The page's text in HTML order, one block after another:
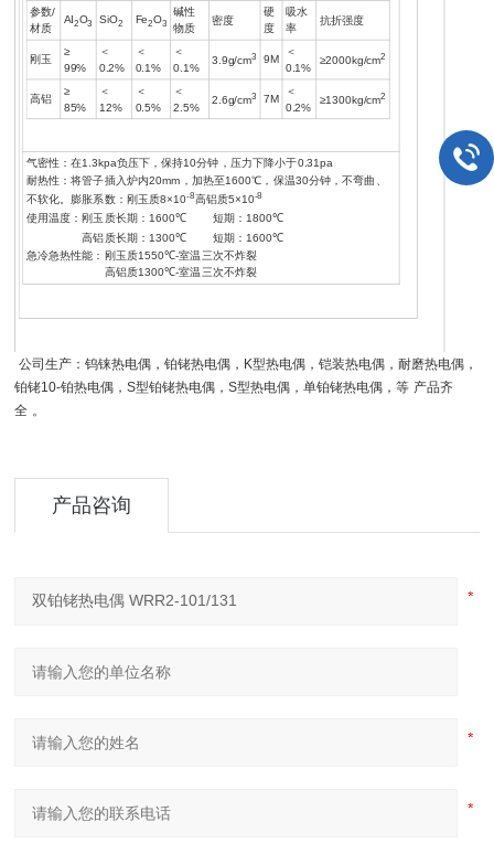
参数/
材质
AI2O3 SiO2 Fe2O3
碱性
物质
密度
硬
度
吸水
率
抗折强度
刚玉
≥
99%
＜
0.2%
＜
0.1%
＜
0.1%
3.9g/cm3 9M
＜
0.1%
≥2000kg/cm2
高铝
≥
85%
＜
12%
＜
0.5%
＜
2.5%
2.6g/cm3 7M
＜
0.2%
≥1300kg/cm2
气密性：在1.3kpa负压下，保持10分钟，压力下降小于0.31pa
耐热性：将管子插入炉内20mm ，加热至1600℃ ，保温30分钟，不弯曲、
不软化。膨胀系数：刚玉质8×10-8高铝质5×10-8
使用温度：刚玉质长期： 1600℃ 短期： 1800℃
高铝质长期： 1300℃ 短期： 1600℃
急冷急热性能：刚玉质1550℃-室温三次不炸裂
高铝质1300℃-室温三次不炸裂
公司生产：钨铼热电偶，铂铑热电偶， K型热电偶，铠装热电偶，耐磨热电偶，
铂铑10-铂热电偶，S型铂铑热电偶，S型热电偶，单铂铑热电偶，等 产品齐
全 。
产品咨询